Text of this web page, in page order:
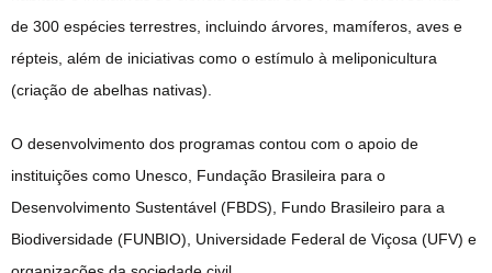
de 300 espécies terrestres, incluindo árvores, mamíferos, aves e
répteis, além de iniciativas como o estímulo à meliponicultura
(criação de abelhas nativas).
O desenvolvimento dos programas contou com o apoio de
instituições como Unesco, Fundação Brasileira para o
Desenvolvimento Sustentável (FBDS), Fundo Brasileiro para a
Biodiversidade (FUNBIO), Universidade Federal de Viçosa (UFV) e